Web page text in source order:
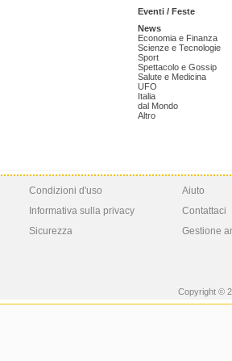
Eventi / Feste
News
Economia e Finanza
Scienze e Tecnologie
Sport
Spettacolo e Gossip
Salute e Medicina
UFO
Italia
dal Mondo
Altro
Condizioni d'uso
Informativa sulla privacy
Sicurezza
Aiuto
Contattaci
Gestione
Copyright ©